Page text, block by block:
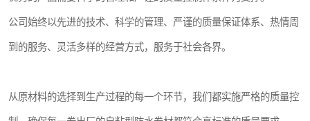
公司始终以先进的技术、科学的管理、严谨的质量保证体系、热情周
到的服务、灵活多样的经营方式，服务于社会各界。
从原材料的选择到生产过程的每一个环节，我们都实施严格的质量控